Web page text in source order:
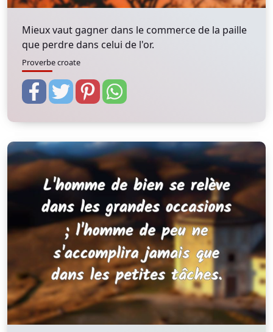
Mieux vaut gagner dans le commerce de la paille
que perdre dans celui de l'or.
Proverbe croate